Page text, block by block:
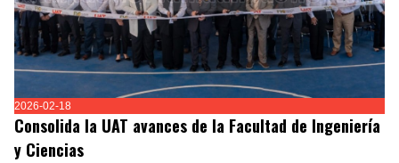
2026-02-18
Consolida la UAT avances de la Facultad de Ingeniería
y Ciencias